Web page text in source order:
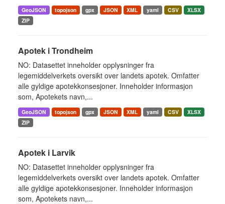
GeoJSON topojson gpx JSON XML yaml CSV
XLSX
ZIP
Apotek i Trondheim
NO: Datasettet inneholder opplysninger fra
legemiddelverkets oversikt over landets apotek. Omfatter
alle gyldige apotekkonsesjoner. Inneholder informasjon
som, Apotekets navn,...
GeoJSON topojson gpx JSON XML yaml CSV
XLSX
ZIP
Apotek i Larvik
NO: Datasettet inneholder opplysninger fra
legemiddelverkets oversikt over landets apotek. Omfatter
alle gyldige apotekkonsesjoner. Inneholder informasjon
som, Apotekets navn,...